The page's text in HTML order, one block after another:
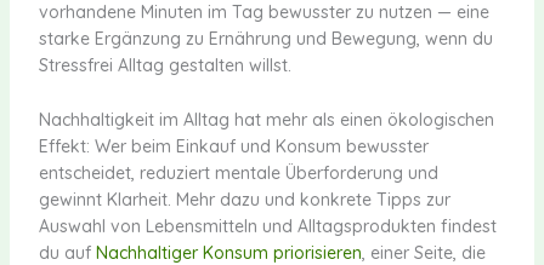
vorhandene Minuten im Tag bewusster zu nutzen — eine
starke Ergänzung zu Ernährung und Bewegung, wenn du
Stressfrei Alltag gestalten willst.
Nachhaltigkeit im Alltag hat mehr als einen ökologischen
Effekt: Wer beim Einkauf und Konsum bewusster
entscheidet, reduziert mentale Überforderung und
gewinnt Klarheit. Mehr dazu und konkrete Tipps zur
Auswahl von Lebensmitteln und Alltagsprodukten findest
du auf Nachhaltiger Konsum priorisieren, einer Seite, die